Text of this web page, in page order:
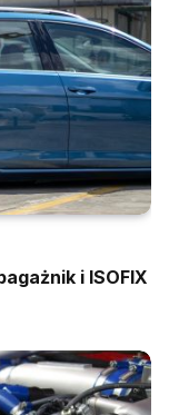
i ISOFIX